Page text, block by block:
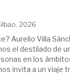
2026
Aurelio Villa
el destilado de
en los
invita a un viaje